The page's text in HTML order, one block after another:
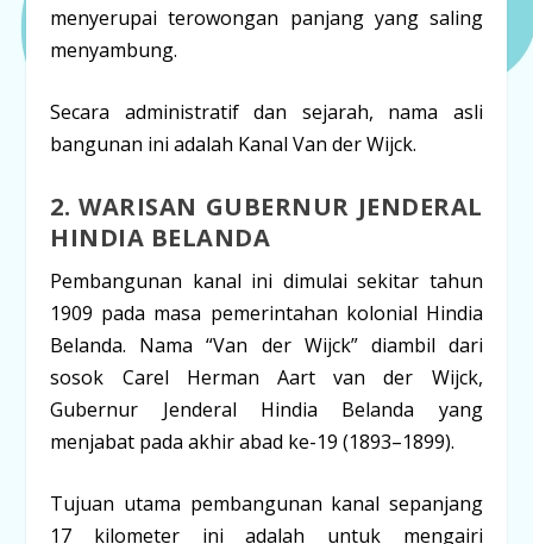
menyerupai terowongan panjang yang saling
menyambung.
Secara administratif dan sejarah, nama asli
bangunan ini adalah Kanal Van der Wijck.
2. WARISAN GUBERNUR JENDERAL
HINDIA BELANDA
Pembangunan kanal ini dimulai sekitar tahun
1909 pada masa pemerintahan kolonial Hindia
Belanda. Nama “Van der Wijck” diambil dari
sosok Carel Herman Aart van der Wijck,
Gubernur Jenderal Hindia Belanda yang
menjabat pada akhir abad ke-19 (1893–1899).
Tujuan utama pembangunan kanal sepanjang
17 kilometer ini adalah untuk mengairi